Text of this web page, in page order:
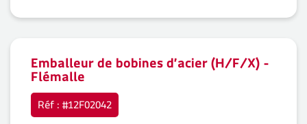
Emballeur de bobines d’acier (H/F/X) -
Flémalle
Réf : #12F02042